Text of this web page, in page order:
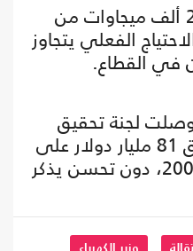
وينتج العراق بين 19 و21 ألف ميجاوات من
الفعلي يتجاوز
لجنة تحقيق
شكلها البرلمان إلى إنفاق 81 مليار دولار على
قطاع الكهرباء منذ عام 2005، دون تحسن يذكر
وزير الكهرباء